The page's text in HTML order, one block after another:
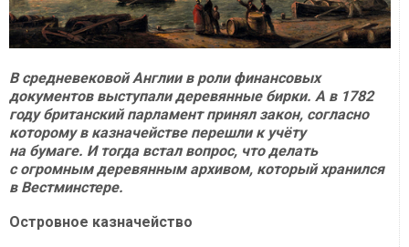
В средневековой Англии в роли финансовых
документов выступали деревянные бирки. А в 1782
году британский парламент принял закон, согласно
которому в казначействе перешли к учёту
на бумаге. И тогда встал вопрос, что делать
с огромным деревянным архивом, который хранился
в Вестминстере.
Островное казначейство